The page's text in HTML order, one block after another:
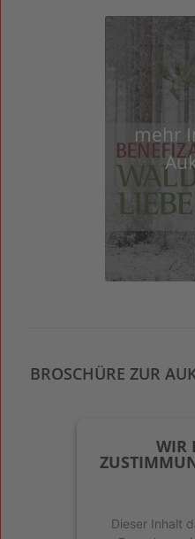
mehr
BROSCHÜRE ZUR
WIR
Dieser Inhalt